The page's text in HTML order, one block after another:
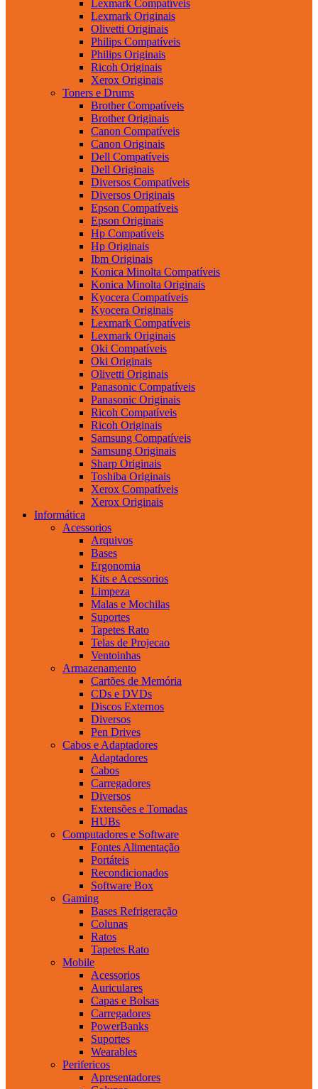
Lexmark Compatíveis
Lexmark Originais
Olivetti Originais
Philips Compatíveis
Philips Originais
Ricoh Originais
Xerox Originais
Toners e Drums
Brother Compatíveis
Brother Originais
Canon Compatíveis
Canon Originais
Dell Compatíveis
Dell Originais
Diversos Compatíveis
Diversos Originais
Epson Compatíveis
Epson Originais
Hp Compatíveis
Hp Originais
Ibm Originais
Konica Minolta Compatíveis
Konica Minolta Originais
Kyocera Compatíveis
Kyocera Originais
Lexmark Compatíveis
Lexmark Originais
Oki Compatíveis
Oki Originais
Olivetti Originais
Panasonic Compatíveis
Panasonic Originais
Ricoh Compatíveis
Ricoh Originais
Samsung Compatíveis
Samsung Originais
Sharp Originais
Toshiba Originais
Xerox Compatíveis
Xerox Originais
Informática
Acessorios
Arquivos
Bases
Ergonomia
Kits e Acessorios
Limpeza
Malas e Mochilas
Suportes
Tapetes Rato
Telas de Projecao
Ventoinhas
Armazenamento
Cartões de Memória
CDs e DVDs
Discos Externos
Diversos
Pen Drives
Cabos e Adaptadores
Adaptadores
Cabos
Carregadores
Diversos
Extensões e Tomadas
HUBs
Computadores e Software
Fontes Alimentação
Portáteis
Recondicionados
Software Box
Gaming
Bases Refrigeração
Colunas
Ratos
Tapetes Rato
Mobile
Acessorios
Auriculares
Capas e Bolsas
Carregadores
PowerBanks
Suportes
Wearables
Perifericos
Apresentadores